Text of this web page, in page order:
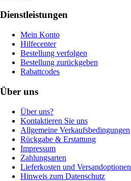
Dienstleistungen
Mein Konto
Hilfecenter
Bestellung verfolgen
Bestellung zurückgeben
Rabattcodes
Über uns
Über uns?
Kontaktieren Sie uns
Allgemeine Verkaufsbedingungen
Rückgabe & Erstattung
Impressum
Zahlungsarten
Lieferkosten und Versandoptionen
Hinweis zum Datenschutz